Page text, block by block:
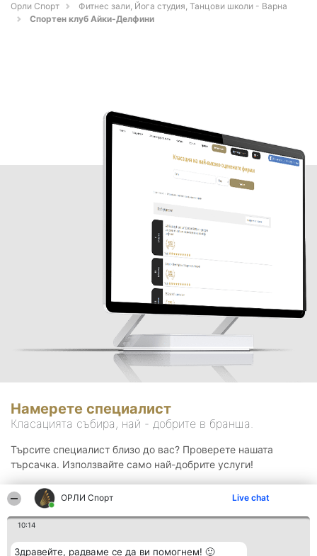
ОРЛИ Спорт Live chat
10:14
Здравейте, радваме се да ви помогнем! 🙂
Орли Спорт
Фитнес зали, Йога студия, Танцови школи - Варна
Спортен клуб Айки-Делфини
Намерете специалист
Класацията събира, най - добрите в бранша.
Търсите специалист близо до вас? Проверете нашата
търсачка. Използвайте само най-добрите услуги!